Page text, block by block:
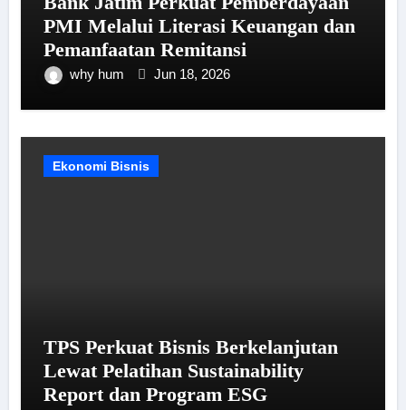
PMI Melalui Literasi Keuangan dan
Pemanfaatan Remitansi
why hum Jun 18, 2026
Ekonomi Bisnis
TPS Perkuat Bisnis Berkelanjutan
Lewat Pelatihan Sustainability
Report dan Program ESG